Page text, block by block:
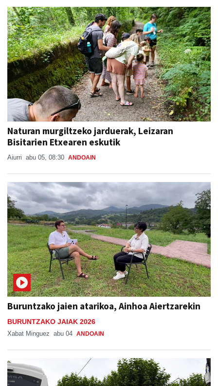
Naturan murgiltzeko jarduerak, Leizaran
Bisitarien Etxearen eskutik
Aiurri abu 05, 08:30 ANDOAIN
Buruntzako jaien atarikoa, Ainhoa Aiertzarekin
BURUNTZAKO JAIAK 2026
Xabat Minguez abu 04 ANDOAIN